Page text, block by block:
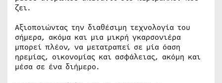
ζει.
Αξιοποιώντας την διαθέσιμη τεχνολογία του
σήμερα, ακόμα και μια μικρή γκαρσονιέρα
μπορεί πλέον, να μετατραπεί σε μία όαση
ηρεμίας, οικονομίας και ασφάλειας, ακόμη και
μέσα σε ένα διήμερο.